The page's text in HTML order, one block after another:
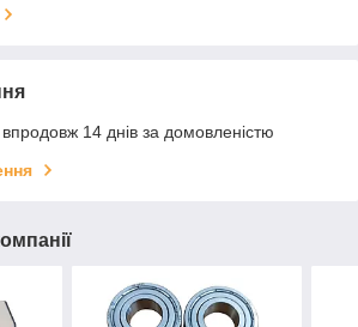
14 днів за домовленістю